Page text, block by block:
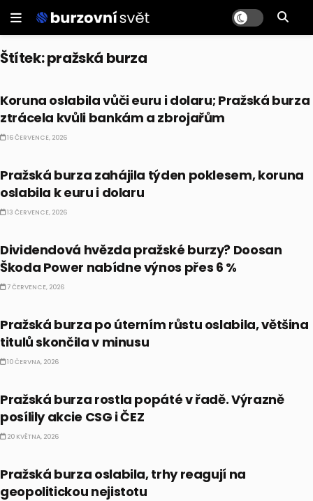
Štítek:pražská burza
Koruna oslabila vůči euru i dolaru; Pražská burza
ztrácela kvůli bankám a zbrojařům
16 ČERVENCE, 2026
Pražská burza zahájila týden poklesem, koruna
oslabila k euru i dolaru
13 ČERVENCE, 2026
Dividendová hvězda pražské burzy? Doosan
Škoda Power nabídne výnos přes 6 %
7 ČERVENCE, 2026
Pražská burza po úterním růstu oslabila, většina
titulů skončila v minusu
10 ČERVNA, 2026
Pražská burza rostla popáté v řadě. Výrazně
posílily akcie CSG i ČEZ
20 KVĚTNA, 2026
Pražská burza oslabila, trhy reagují na
geopolitickou nejistotu